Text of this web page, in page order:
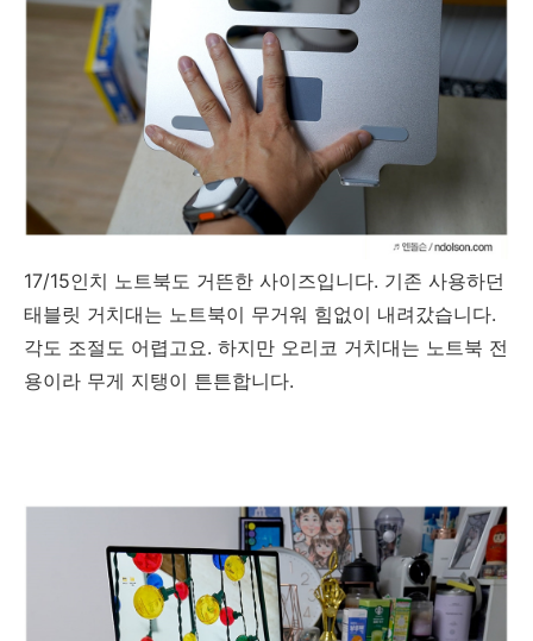
17/15인치 노트북도 거뜬한 사이즈입니다. 기존 사용하던
태블릿 거치대는 노트북이 무거워 힘없이 내려갔습니다.
각도 조절도 어렵고요. 하지만 오리코 거치대는 노트북 전
용이라 무게 지탱이 튼튼합니다.